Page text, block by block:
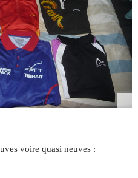
voire quasi neuves :